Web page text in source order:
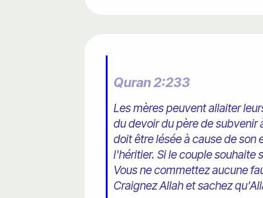
Quran 2:233
Les mères peuvent allaiter
du devoir du père de subvenir
doit être lésée à cause de son
l'héritier. Si le couple
Vous ne commettez aucune
Craignez Allah et sachez